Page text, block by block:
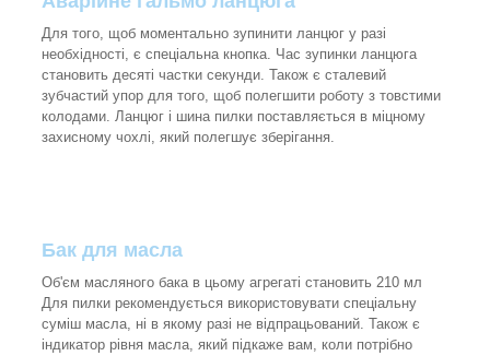
Бак для масла
Об'єм масляного бака в цьому агрегаті становить 210 мл
Для пилки рекомендується використовувати спеціальну
суміш масла, ні в якому разі не відпрацьований. Також є
індикатор рівня масла, який підкаже вам, коли потрібно
Для того, щоб моментально зупинити ланцюг у разі
необхідності, є спеціальна кнопка. Час зупинки ланцюга
становить десяті частки секунди. Також є сталевий
зубчастий упор для того, щоб полегшити роботу з товстими
колодами. Ланцюг і шина пилки поставляється в міцному
захисному чохлі, який полегшує зберігання.